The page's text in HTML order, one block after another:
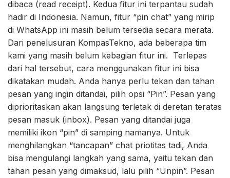
dibaca (read receipt). Kedua fitur ini terpantau sudah
hadir di Indonesia. Namun, fitur “pin chat” yang mirip
di WhatsApp ini masih belum tersedia secara merata.
Dari penelusuran KompasTekno, ada beberapa tim
kami yang masih belum kebagian fitur ini. Terlepas
dari hal tersebut, cara menggunakan fitur ini bisa
dikatakan mudah. Anda hanya perlu tekan dan tahan
pesan yang ingin ditandai, pilih opsi “Pin”. Pesan yang
diprioritaskan akan langsung terletak di deretan teratas
pesan masuk (inbox). Pesan yang ditandai juga
memiliki ikon “pin” di samping namanya. Untuk
menghilangkan “tancapan” chat priotitas tadi, Anda
bisa mengulangi langkah yang sama, yaitu tekan dan
tahan pesan yang dimaksud, lalu pilih “Unpin”. Pesan